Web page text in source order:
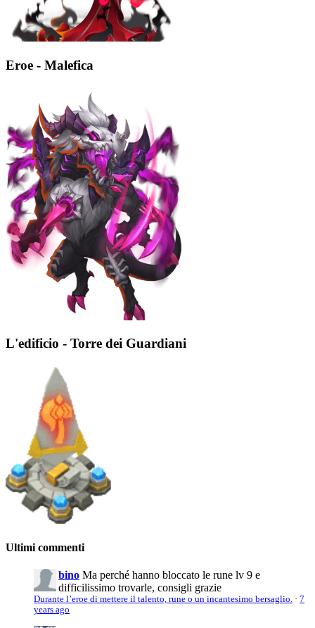
Eroe - Malefica
L'edificio - Torre dei Guardiani
Ultimi commenti
bino Ma perché hanno bloccato le rune lv 9 e
difficilissimo trovarle, consigli grazie
Durante l’eroe di mettere il talento, rune o un incantesimo bersaglio. · 7
years ago